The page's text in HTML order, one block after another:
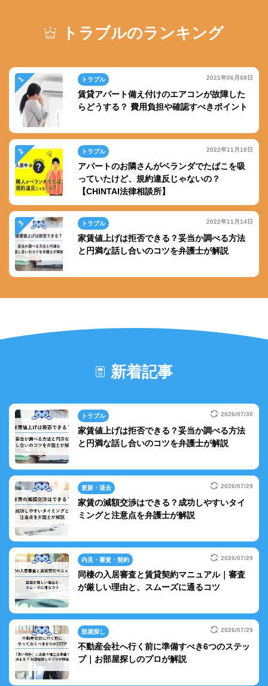
トラブルのランキング
トラブル 2021年06月08日
賃貸アパート備え付けのエアコンが故障した
らどうする？ 費用負担や確認すべきポイント
トラブル 2022年11月18日
アパートのお隣さんがベランダでたばこを吸
っていたけど、規約違反じゃないの？
【CHINTAI法律相談所】
トラブル 2022年11月14日
家賃値上げは拒否できる？妥当か調べる方法
と円満な話し合いのコツを弁護士が解説
新着記事
トラブル 2026/07/30
家賃値上げは拒否できる？妥当か調べる方法
と円満な話し合いのコツを弁護士が解説
更新・退去 2026/07/29
家賃の減額交渉はできる？成功しやすいタイ
ミングと注意点を弁護士が解説
内見・審査・契約 2026/07/29
同棲の入居審査と賃貸契約マニュアル｜審査
が厳しい理由と、スムーズに通るコツ
部屋探し 2026/07/29
不動産会社へ行く前に準備すべき6つのステッ
プ｜お部屋探しのプロが解説